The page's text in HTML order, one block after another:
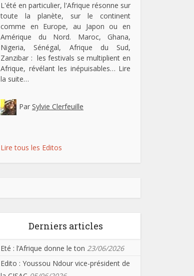
L'été en particulier, l'Afrique résonne sur
toute la planète, sur le continent
comme en Europe, au Japon ou en
Amérique du Nord. Maroc, Ghana,
Nigeria, Sénégal, Afrique du Sud,
Zanzibar : les festivals se multiplient en
Afrique, révélant les inépuisables… Lire
la suite…
Par Sylvie Clerfeuille
Lire tous les Editos
Derniers articles
Eté : l’Afrique donne le ton 23/06/2026
Edito : Youssou Ndour vice-président de